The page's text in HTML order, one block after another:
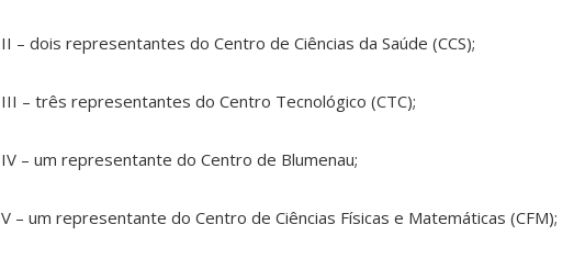
II – dois representantes do Centro de Ciências da Saúde (CCS);
III – três representantes do Centro Tecnológico (CTC);
IV – um representante do Centro de Blumenau;
V – um representante do Centro de Ciências Físicas e Matemáticas (CFM);